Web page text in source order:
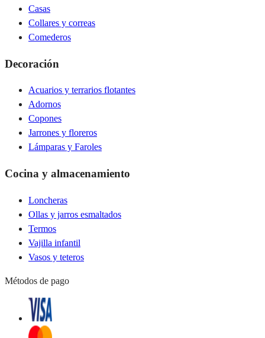
Casas
Collares y correas
Comederos
Decoración
Acuarios y terrarios flotantes
Adornos
Copones
Jarrones y floreros
Lámparas y Faroles
Cocina y almacenamiento
Loncheras
Ollas y jarros esmaltados
Termos
Vajilla infantil
Vasos y teteros
Métodos de pago